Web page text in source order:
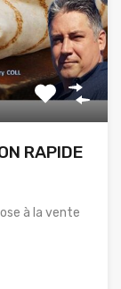
RAPIDE
à la vente